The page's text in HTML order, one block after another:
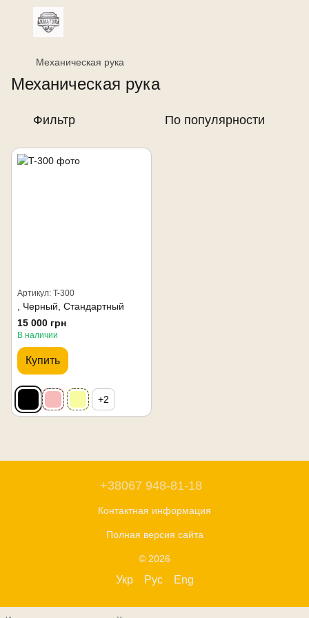
Механическая рука
Механическая рука
Фильтр По популярности
Артикул: T-300
, Черный, Стандартный
15 000 грн
В наличии
Купить
+2
+38067 948-81-18
Контактная информация
Полная версия сайта
© 2026
Укр Рус Eng